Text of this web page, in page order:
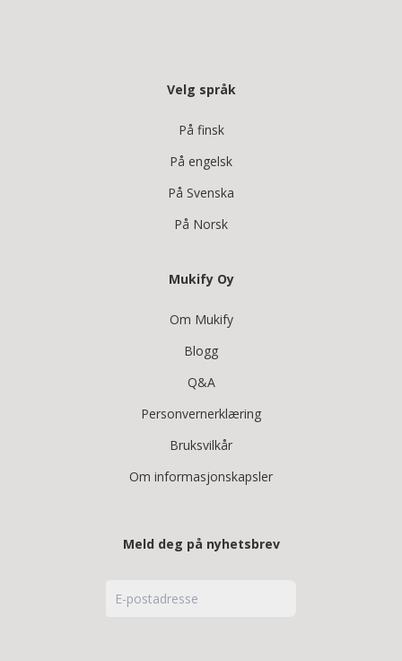
Velg språk
På finsk
På engelsk
På Svenska
På Norsk
Mukify Oy
Om Mukify
Blogg
Q&A
Personvernerklæring
Bruksvilkår
Om informasjonskapsler
Meld deg på nyhetsbrev